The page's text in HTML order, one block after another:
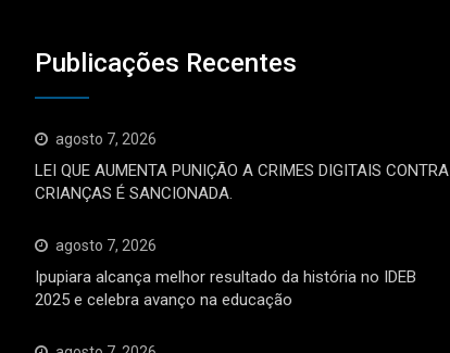
Publicações Recentes
agosto 7, 2026
LEI QUE AUMENTA PUNIÇÃO A CRIMES DIGITAIS CONTRA
CRIANÇAS É SANCIONADA.
agosto 7, 2026
Ipupiara alcança melhor resultado da história no IDEB
2025 e celebra avanço na educação